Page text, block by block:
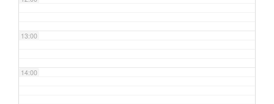
13:00
14:00